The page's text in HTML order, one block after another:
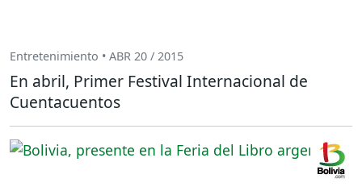
Entretenimiento • ABR 20 / 2015
En abril, Primer Festival Internacional de
Cuentacuentos